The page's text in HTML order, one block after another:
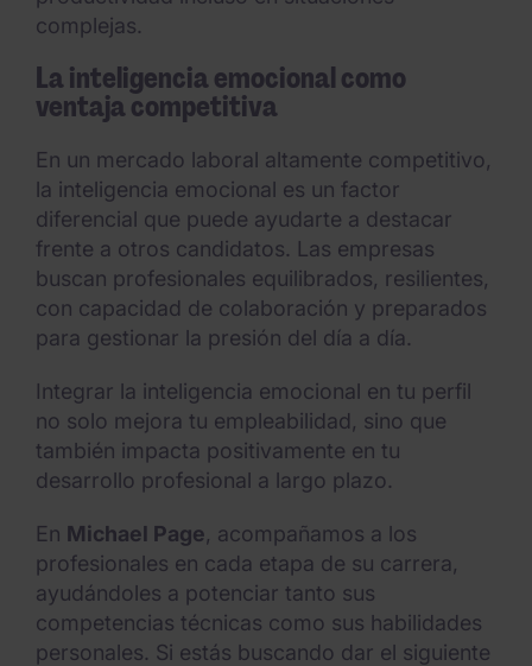
complejas.
La inteligencia emocional como
ventaja competitiva
En un mercado laboral altamente competitivo,
la inteligencia emocional es un factor
diferencial que puede ayudarte a destacar
frente a otros candidatos. Las empresas
buscan profesionales equilibrados, resilientes,
con capacidad de colaboración y preparados
para gestionar la presión del día a día.
Integrar la inteligencia emocional en tu perfil
no solo mejora tu empleabilidad, sino que
también impacta positivamente en tu
desarrollo profesional a largo plazo.
En Michael Page, acompañamos a los
profesionales en cada etapa de su carrera,
ayudándoles a potenciar tanto sus
competencias técnicas como sus habilidades
personales. Si estás buscando dar el siguiente